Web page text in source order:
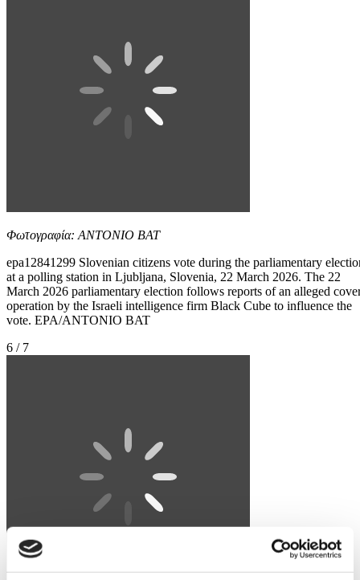
Φωτογραφία: ANTONIO BAT
epa12841299 Slovenian citizens vote during the parliamentary
at a polling station in Ljubljana, Slovenia, 22 March 2026. The 22
March 2026 parliamentary election follows reports of an alleged
operation by the Israeli intelligence firm Black Cube to influence the
vote. EPA/ANTONIO BAT
6 / 7